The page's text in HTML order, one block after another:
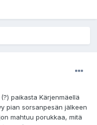
paikasta Kärjenmäellä
pian sorsanpesän jälkeen
mahtuu porukkaa, mitä